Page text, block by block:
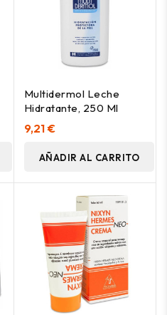
Multidermol Leche
Hidratante, 250 Ml
9,21 €
AÑADIR AL CARRITO